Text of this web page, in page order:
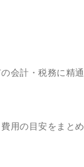
会計・税務に精通
用の目安をまとめ